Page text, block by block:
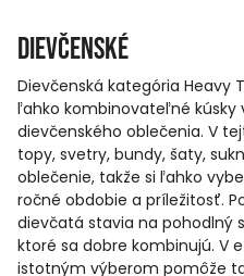
Dievčenské
Dievčenská kategória Heavy
ľahko kombinovateľné kúsky
dievčenského oblečenia. V
topy, svetry, bundy, šaty,
oblečenie, takže si ľahko
ročné obdobie a príležitosť.
dievčatá stavia na pohodlný
ktoré sa dobre kombinujú. V
istotným výberom pomôže